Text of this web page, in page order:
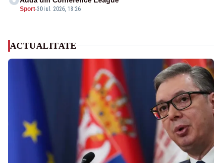
Sport-30 iul. 2026, 18:26
ACTUALITATE